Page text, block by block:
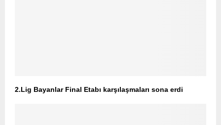
2.Lig Bayanlar Final Etabı karşılaşmaları sona erdi